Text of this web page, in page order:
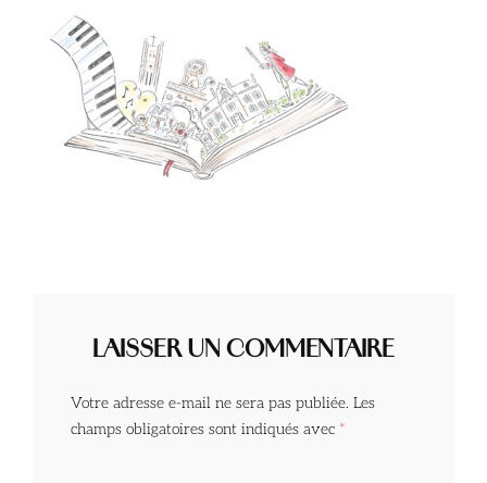
LAISSER UN COMMENTAIRE
Votre adresse e-mail ne sera pas publiée. Les
champs obligatoires sont indiqués avec *